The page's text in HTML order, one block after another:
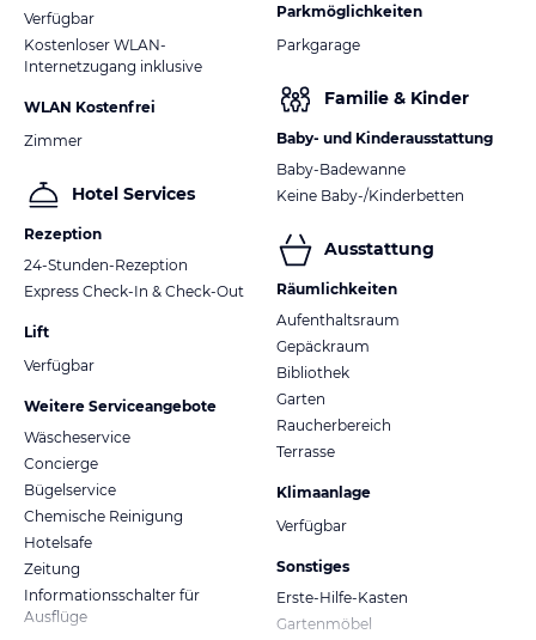
Verfügbar
Kostenloser WLAN-
Internetzugang inklusive
WLAN Kostenfrei
Zimmer
Hotel Services
Rezeption
24-Stunden-Rezeption
Express Check-In & Check-Out
Lift
Verfügbar
Weitere Serviceangebote
Wäscheservice
Concierge
Bügelservice
Chemische Reinigung
Hotelsafe
Zeitung
Informationsschalter für
Ausflüge
Parkmöglichkeiten
Parkgarage
Familie & Kinder
Baby- und Kinderausstattung
Baby-Badewanne
Keine Baby-/Kinderbetten
Ausstattung
Räumlichkeiten
Aufenthaltsraum
Gepäckraum
Bibliothek
Garten
Raucherbereich
Terrasse
Klimaanlage
Verfügbar
Sonstiges
Erste-Hilfe-Kasten
Gartenmöbel